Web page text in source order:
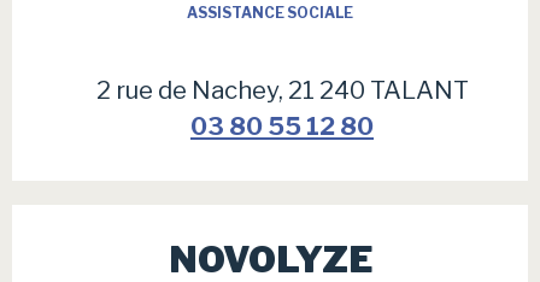
ASSISTANCE SOCIALE
2 rue de Nachey, 21 240 TALANT
03 80 55 12 80
NOVOLYZE